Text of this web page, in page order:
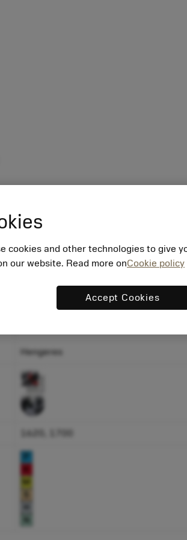
-cserék révén fenntarthassa a hatékony
Hengeres
cookies and other technologies to give
our website. Read more onCookie policy
Accept Cookies